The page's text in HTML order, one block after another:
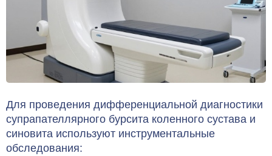
Для проведения дифференциальной диагностики
супрапателлярного бурсита коленного сустава и
синовита используют инструментальные
обследования: